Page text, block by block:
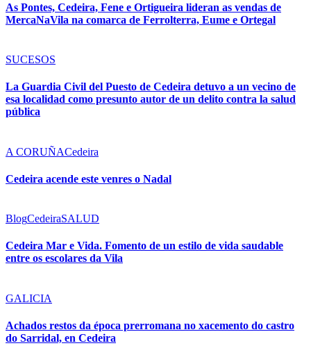
As Pontes, Cedeira, Fene e Ortigueira lideran as vendas de
MercaNaVila na comarca de Ferrolterra, Eume e Ortegal
SUCESOS
La Guardia Civil del Puesto de Cedeira detuvo a un vecino de
esa localidad como presunto autor de un delito contra la salud
pública
A CORUÑACedeira
Cedeira acende este venres o Nadal
BlogCedeiraSALUD
Cedeira Mar e Vida. Fomento de un estilo de vida saudable
entre os escolares da Vila
GALICIA
Achados restos da época prerromana no xacemento do castro
do Sarridal, en Cedeira